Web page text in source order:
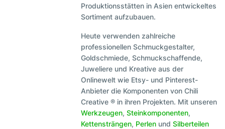
Produktionsstätten in Asien entwickeltes
Sortiment aufzubauen.
Heute verwenden zahlreiche
professionellen Schmuckgestalter,
Goldschmiede, Schmuckschaffende,
Juweliere und Kreative aus der
Onlinewelt wie Etsy- und Pinterest-
Anbieter die Komponenten von Chili
Creative ® in ihren Projekten. Mit unseren
Werkzeugen,Steinkomponenten,
Kettensträngen, Perlen undSilberteilen